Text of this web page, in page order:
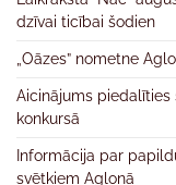
dzīvai ticībai šodien
„Oāzes” nometne
Aicinājums
konkursā
Informācija par
svētkiem Aglonā